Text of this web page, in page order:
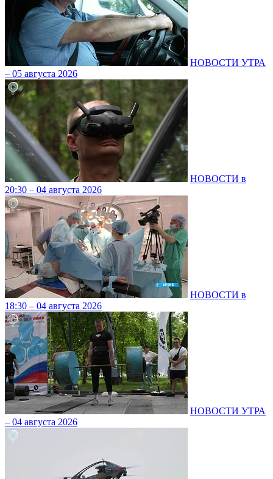
НОВОСТИ УТРА
– 05 августа 2026
НОВОСТИ в
20:30 – 04 августа 2026
НОВОСТИ в
18:30 – 04 августа 2026
НОВОСТИ УТРА
– 04 августа 2026